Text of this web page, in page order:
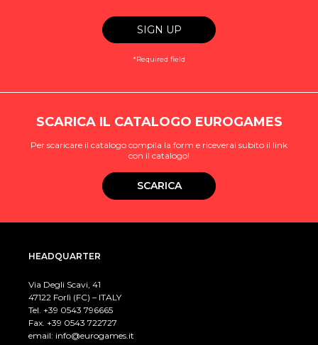
*Required field
SCARICA IL CATALOGO EUROGAMES
Per scaricare il catalogo compila la form e riceverai subito il link
con il catalogo!
SCARICA
HEADQUARTER
Via Degli Scavi, 41
47122 Forlì (FC) – ITALY
Tel. +39 0543 796665
Fax. +39 0543 722727
email: info@eurogames.it